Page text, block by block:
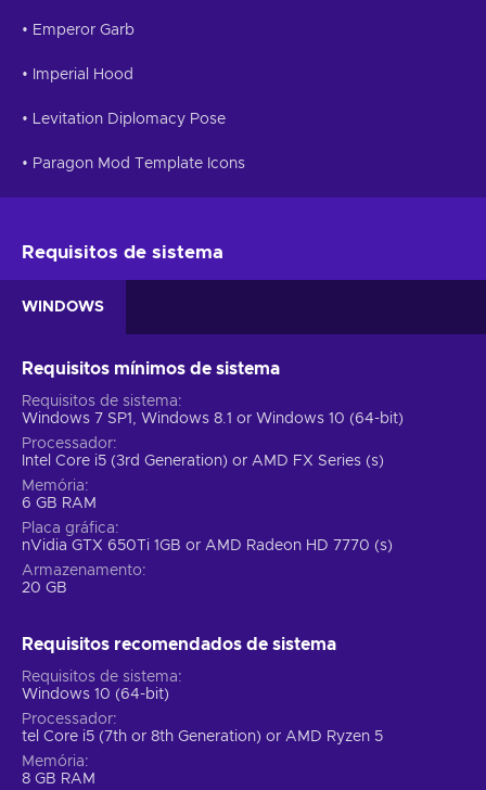
• Emperor Garb
• Imperial Hood
• Levitation Diplomacy Pose
• Paragon Mod Template Icons
Requisitos de sistema
WINDOWS
Requisitos mínimos de sistema
Requisitos de sistema
Windows 7 SP1, Windows 8.1 or Windows 10 (64-bit)
Processador
Intel Core i5 (3rd Generation) or AMD FX Series (s)
Memória
6 GB RAM
Placa gráfica
nVidia GTX 650Ti 1GB or AMD Radeon HD 7770 (s)
Armazenamento
20 GB
Requisitos recomendados de sistema
Requisitos de sistema
Windows 10 (64-bit)
Processador
tel Core i5 (7th or 8th Generation) or AMD Ryzen 5
Memória
8 GB RAM